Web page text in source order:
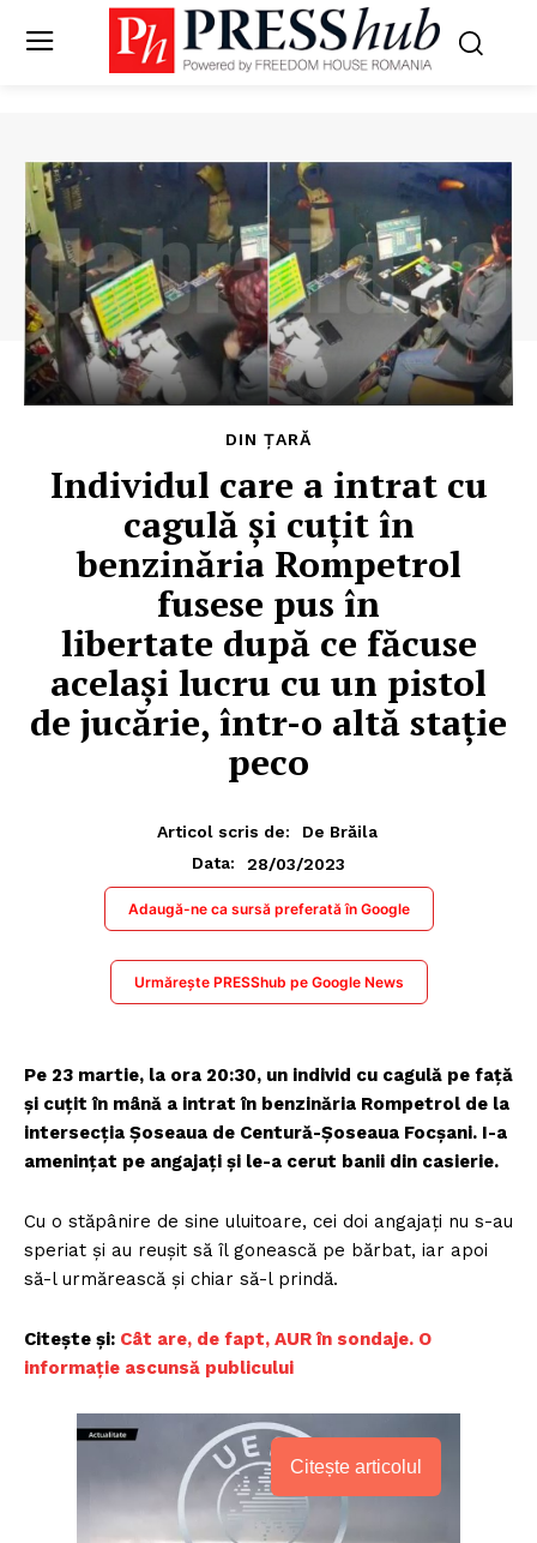
DIN ȚARĂ
Individul care a intrat cu
cagulă și cuțit în
benzinăria Rompetrol
fusese pus în
libertate după ce făcuse
același lucru cu un pistol
de jucărie, într-o altă stație
peco
Articol scris de:
De Brăila
Data:
28/03/2023
Adaugă-ne ca sursă preferată în Google
Urmărește PRESShub pe Google News
Pe 23 martie, la ora 20:30, un individ cu cagulă pe față
și cuțit în mână a intrat în benzinăria Rompetrol de la
intersecția Șoseaua de Centură-Șoseaua Focșani. I-a
amenințat pe angajați și le-a cerut banii din casierie.
Cu o stăpânire de sine uluitoare, cei doi angajați nu s-au
speriat și au reușit să îl gonească pe bărbat, iar apoi
să-l urmărească și chiar să-l prindă.
Citește și: Cât are, de fapt, AUR în sondaje. O
informație ascunsă publicului
Citește articolul